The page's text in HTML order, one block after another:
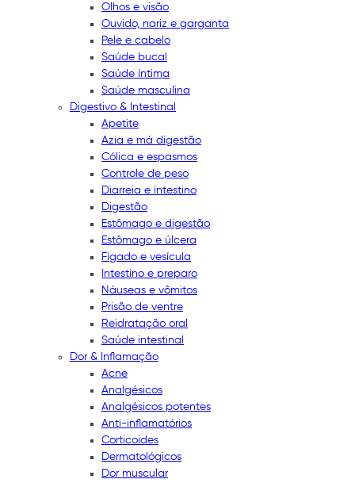
Olhos e visão
Ouvido, nariz e garganta
Pele e cabelo
Saúde bucal
Saúde íntima
Saúde masculina
Digestivo & Intestinal
Apetite
Azia e má digestão
Cólica e espasmos
Controle de peso
Diarreia e intestino
Digestão
Estômago e digestão
Estômago e úlcera
Fígado e vesícula
Intestino e preparo
Náuseas e vômitos
Prisão de ventre
Reidratação oral
Saúde intestinal
Dor & Inflamação
Acne
Analgésicos
Analgésicos potentes
Anti-inflamatórios
Corticoides
Dermatológicos
Dor muscular